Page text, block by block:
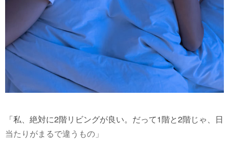
「私、絶対に2階リビングが良い。だって1階と2階じゃ、日
当たりがまるで違うもの」